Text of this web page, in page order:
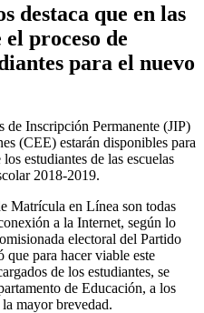
destaca que en las
proceso de
para el nuevo
de Inscripción Permanente (JIP)
(CEE) estarán disponibles para
estudiantes de las escuelas
2018-2019.
Matrícula en Línea son todas
a la Internet, según lo
electoral del Partido
para hacer viable este
de los estudiantes, se
de Educación, a los
mayor brevedad.